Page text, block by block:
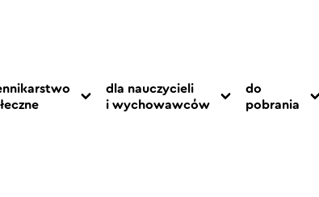
dla nauczycieli
i wychowawców
do
pobrania